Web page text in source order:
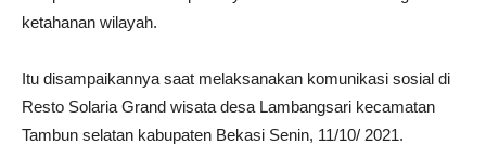
ketahanan wilayah.
Itu disampaikannya saat melaksanakan komunikasi sosial di
Resto Solaria Grand wisata desa Lambangsari kecamatan
Tambun selatan kabupaten Bekasi Senin, 11/10/ 2021.